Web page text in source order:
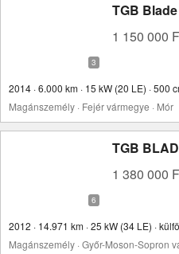
TGB
1 150 000
2014 · 6.000 km · 15 kW (20 LE) · 500
Magánszemély · Fejér vármegye · Mór
TGB
1 380 000
2012 · 14.971 km · 25 kW (34 LE) ·
Magánszemély · Győr-Moson-Sopron